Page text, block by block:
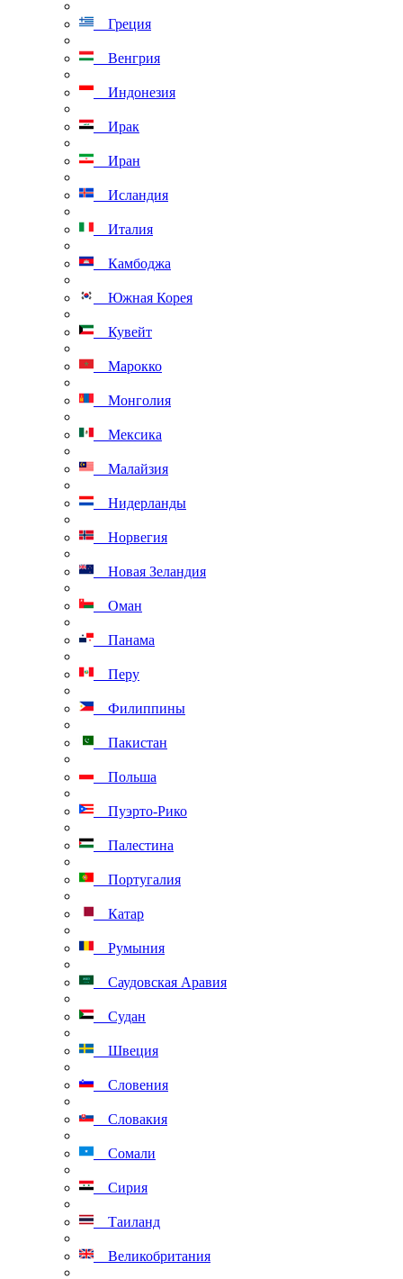
Греция
Венгрия
Индонезия
Ирак
Иран
Исландия
Италия
Камбоджа
Южная Корея
Кувейт
Марокко
Монголия
Мексика
Малайзия
Нидерланды
Норвегия
Новая Зеландия
Оман
Панама
Перу
Филиппины
Пакистан
Польша
Пуэрто-Рико
Палестина
Португалия
Катар
Румыния
Саудовская Аравия
Судан
Швеция
Словения
Словакия
Сомали
Сирия
Таиланд
Великобритания